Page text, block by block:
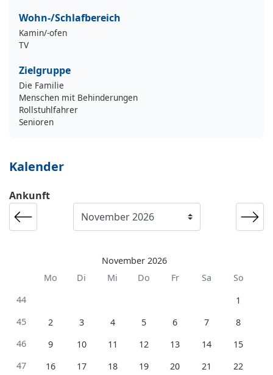
Wohn-/Schlafbereich
Kamin/-ofen
TV
Zielgruppe
Die Familie
Menschen mit Behinderungen
Rollstuhlfahrer
Senioren
Kalender
Ankunft
November 2026
Mo
Di Mi Do Fr Sa
So
44
1
45
2 3 4 5 6 7
8
46
9 10 11 12 13 14
15
47
16 17 18 19 20 21
22